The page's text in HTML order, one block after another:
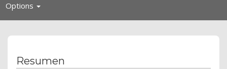
Options Toggle
Resumen